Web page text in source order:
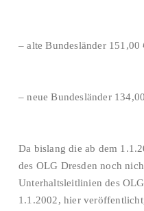
– alte
– neue
Da bislang die ab dem
des OLG Dresden noch
Unterhaltsleitlinien des
1.1.2002, hier veröffentlicht, da in dieser Größenordnung